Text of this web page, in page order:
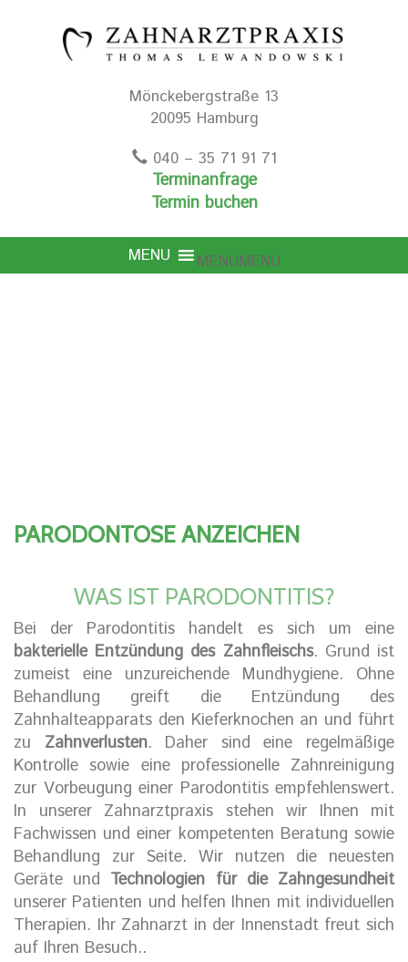
Mönckebergstraße 13
20095 Hamburg
040 – 35 71 91 71
Terminanfrage
Termin buchen
MENUMENU
PARODONTOSE ANZEICHEN
WAS IST PARODONTITIS?
Bei der Parodontitis handelt es sich um eine
bakterielle Entzündung des Zahnfleischs. Grund ist
zumeist eine unzureichende Mundhygiene. Ohne
Behandlung greift die Entzündung des
Zahnhalteapparats den Kieferknochen an und führt
zu Zahnverlusten. Daher sind eine regelmäßige
Kontrolle sowie eine professionelle Zahnreinigung
zur Vorbeugung einer Parodontitis empfehlenswert.
In unserer Zahnarztpraxis stehen wir Ihnen mit
Fachwissen und einer kompetenten Beratung sowie
Behandlung zur Seite. Wir nutzen die neuesten
Geräte und Technologien für die Zahngesundheit
unserer Patienten und helfen Ihnen mit individuellen
Therapien. Ihr Zahnarzt in der Innenstadt freut sich
auf Ihren Besuch..